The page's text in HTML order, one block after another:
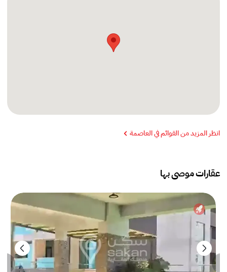
انظر المزيد من القوائم في العاصمة
عقارات موصى بها